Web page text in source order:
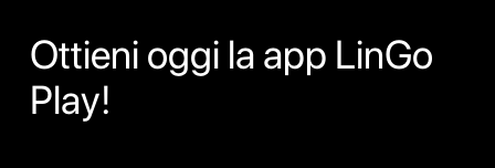
Ottieni oggi la app LinGo
Play!